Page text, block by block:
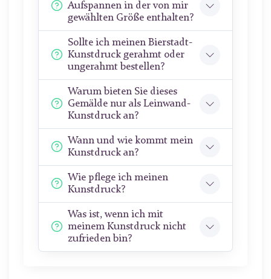
Aufspannen in der von mir
gewählten Größe enthalten?
Sollte ich meinen Bierstadt-
Kunstdruck gerahmt oder
ungerahmt bestellen?
Warum bieten Sie dieses
Gemälde nur als Leinwand-
Kunstdruck an?
Wann und wie kommt mein
Kunstdruck an?
Wie pflege ich meinen
Kunstdruck?
Was ist, wenn ich mit
meinem Kunstdruck nicht
zufrieden bin?